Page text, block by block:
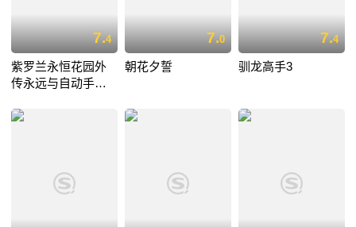
7.4
紫罗兰永恒花园外
传永远与自动手记
7.0
朝花夕誓
7.4
驯龙高手3